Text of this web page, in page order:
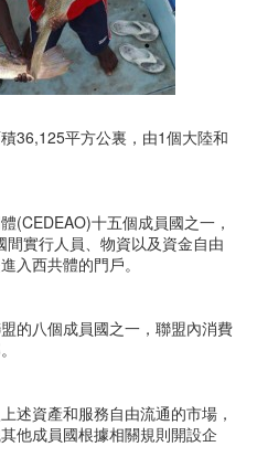
36,125平方公裏，由1個大陸和
(CEDEAO)十五個成員國之一，
實行人員、物資以及資金自由
入西共體的門戶。
的八個成員國之一，聯盟內消費
述資產和服務自由流通的市場，
他成員國根據相關規則開設企